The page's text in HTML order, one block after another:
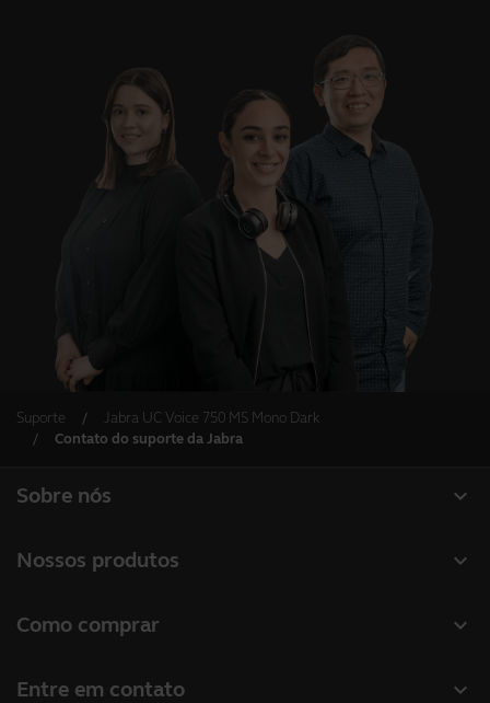
Suporte
Jabra UC Voice 750 MS Mono Dark
Contato do suporte da Jabra
expand_more
Sobre nós
Sustentabilidade
expand_more
Nossos produtos
Câmeras de conferência
expand_more
Como comprar
expand_more
Entre em contato